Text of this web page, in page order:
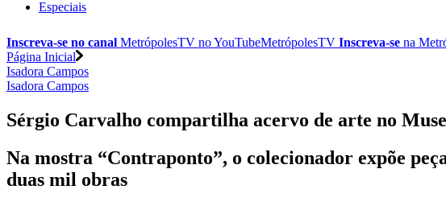
Especiais
Inscreva-se no canal MetrópolesTV noYouTubeMetrópolesTV Inscreva-se na
Página Inicial
Isadora Campos
Isadora Campos
Sérgio Carvalho compartilha acervo de arte no
Na mostra “Contraponto”, o colecionador expõe
duas mil obras